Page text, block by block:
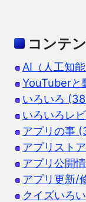
コンテ
AI（人工知
YouTuberと
いろいろ
いろいろレ
アプリの事
アプリスト
アプリ公開
アプリ更新/
クイズいろ